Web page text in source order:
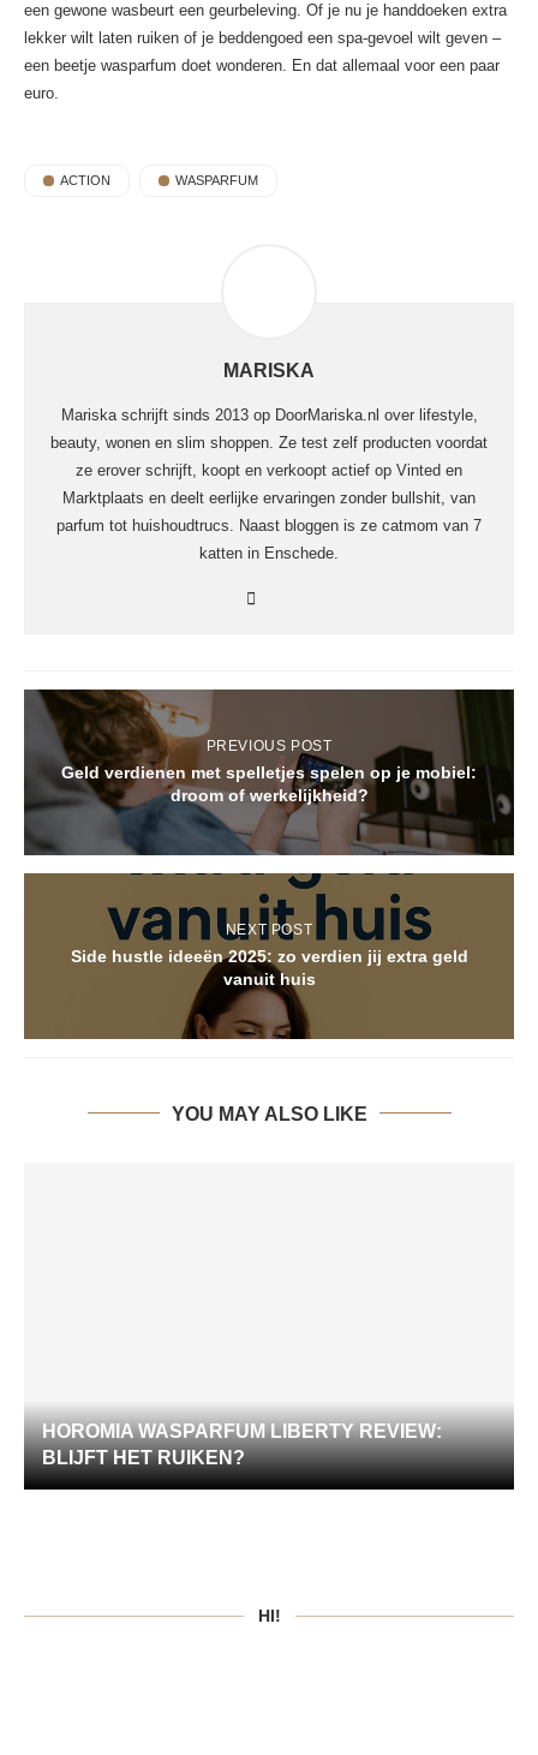
een gewone wasbeurt een geurbeleving. Of je nu je handdoeken extra
lekker wilt laten ruiken of je beddengoed een spa-gevoel wilt geven –
een beetje wasparfum doet wonderen. En dat allemaal voor een paar
euro.
ACTION WASPARFUM
MARISKA
Mariska schrijft sinds 2013 op DoorMariska.nl over lifestyle,
beauty, wonen en slim shoppen. Ze test zelf producten voordat
ze erover schrijft, koopt en verkoopt actief op Vinted en
Marktplaats en deelt eerlijke ervaringen zonder bullshit, van
parfum tot huishoudtrucs. Naast bloggen is ze catmom van 7
katten in Enschede.
PREVIOUS POST
Geld verdienen met spelletjes spelen op je mobiel:
droom of werkelijkheid?
NEXT POST
Side hustle ideeën 2025: zo verdien jij extra geld
vanuit huis
YOU MAY ALSO LIKE
HOROMIA WASPARFUM LIBERTY REVIEW:
BLIJFT HET RUIKEN?
HI!